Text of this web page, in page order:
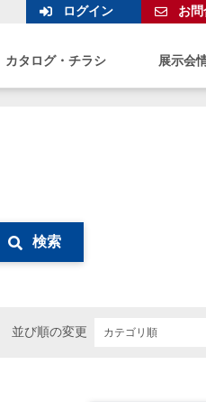
カタログ・チラシ 展示会
ログイン お
検索
並び順の変更